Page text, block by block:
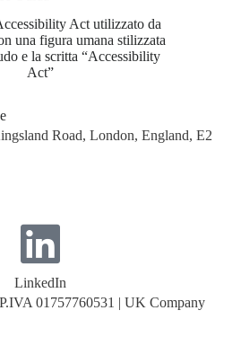
Road, London, England, E2
LinkedIn
01757760531 | UK Company